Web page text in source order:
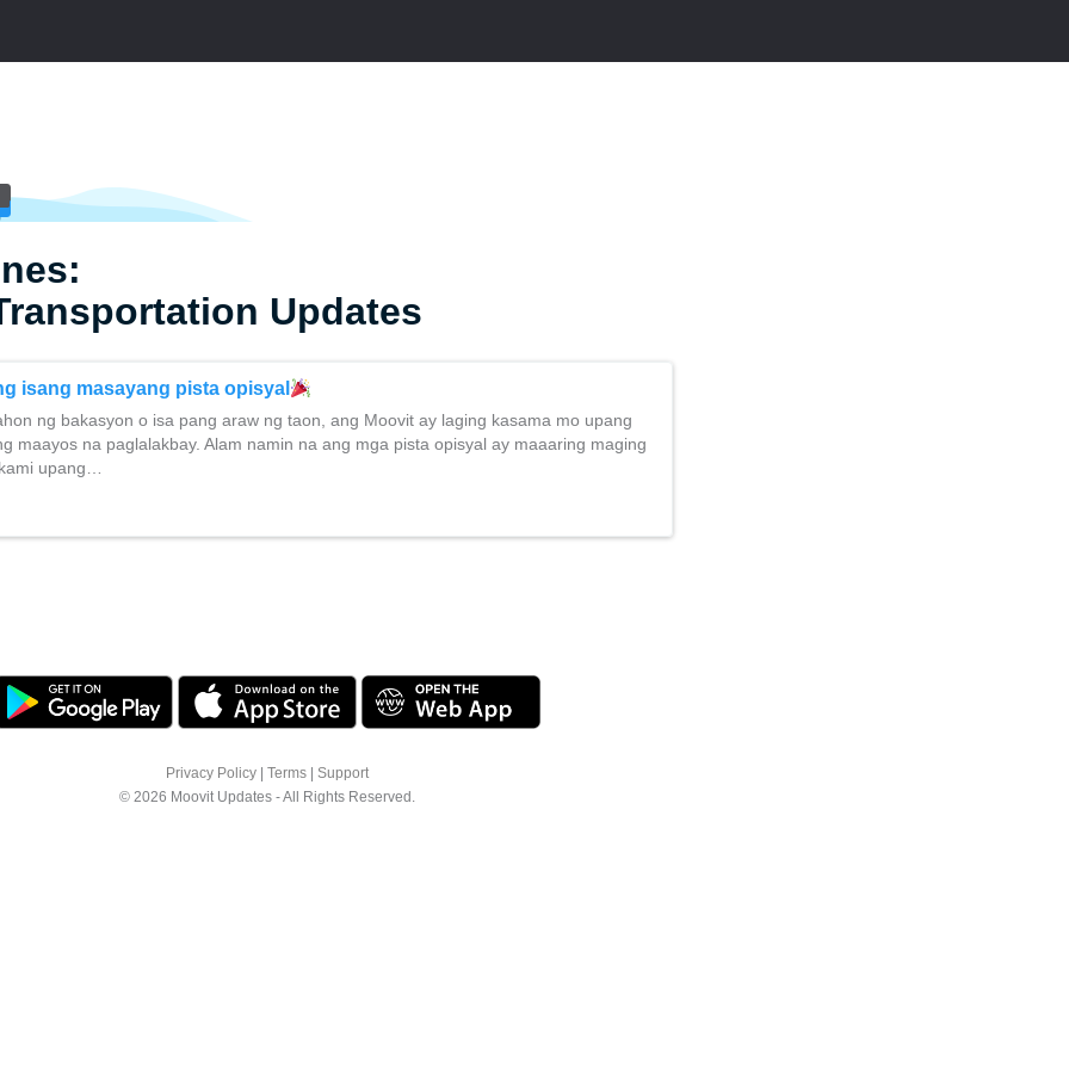
Updates
isang masayang pista opisyal
ng bakasyon o isa pang araw ng taon, ang Moovit ay laging kasama mo upang
maayos na paglalakbay. Alam namin na ang mga pista opisyal ay maaaring maging
upang…
Privacy Policy Terms
Support
© 2026 Moovit Updates - All Rights Reserved.